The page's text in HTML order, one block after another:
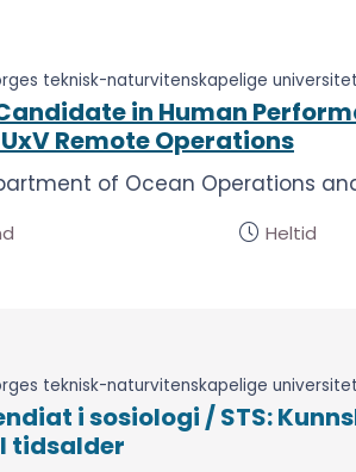
teknisk-naturvitenskapelige universitet
in Human
Remote Operations
of Ocean Operations
Heltid
teknisk-naturvitenskapelige universitet
i sosiologi / STS:
tidsalder